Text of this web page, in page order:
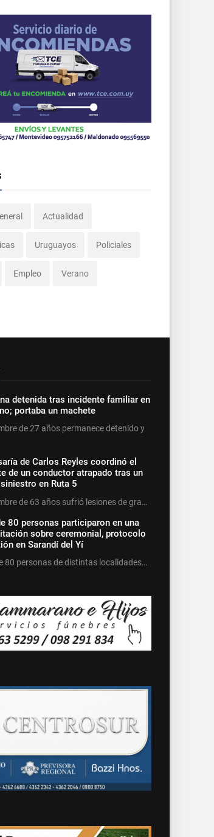
Actualidad
Uruguayos Policiales
Empleo Verano
detenida tras incidente familiar en
portaba un machete
de 27 años permanece detenido y
de Carlos Reyles coordinó el
de un conductor atrapado tras un
en Ruta 5
de 63 años sufrió lesiones de gra…
80 personas participaron en una
sobre ceremonial, protocolo
en Sarandí del Yí
80 personas de distintas localidades…